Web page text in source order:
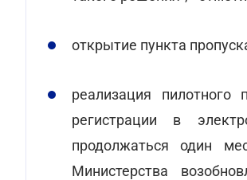
открытие пункта
реализация
регистрации в
продолжаться один
Министерства